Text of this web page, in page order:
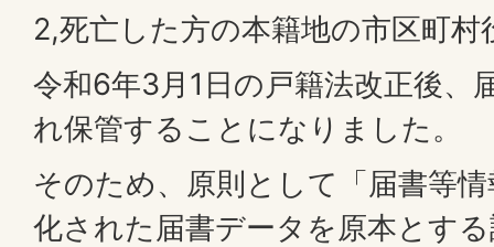
2,死亡した方の本籍地の市区町村
令和6年3月1日の戸籍法改正後、
れ保管することになりました。
そのため、原則として「届書等
化された届書データを原本とす